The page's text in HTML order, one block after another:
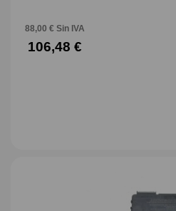
88,00 € Sin IVA
106,48 €